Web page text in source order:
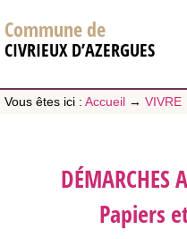
Commune de
CIVRIEUX D’AZERGUES
Vous êtes ici : Accueil → VIVRE
DÉMARCHES
Papiers